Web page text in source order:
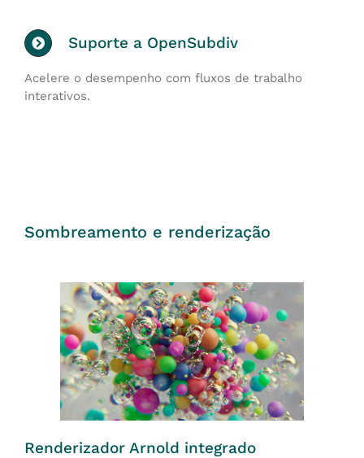
Suporte a OpenSubdiv
Acelere o desempenho com fluxos de trabalho
interativos.
Sombreamento e renderização
Renderizador Arnold integrado